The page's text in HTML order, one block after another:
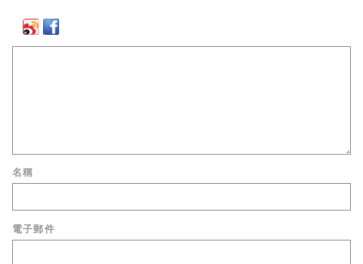
名稱
電子郵件